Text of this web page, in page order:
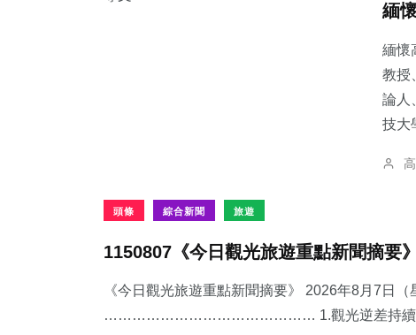
緬
緬懷
教授
論人
技大
頭條 綜合新聞 旅遊
1150807《今日觀光旅遊重點新聞摘要》
《今日觀光旅遊重點新聞摘要》 2026年8月7日
……………………………………… 1.觀光逆差持續擴大